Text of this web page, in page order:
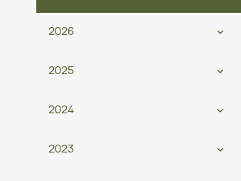
2026
2025
2024
2023